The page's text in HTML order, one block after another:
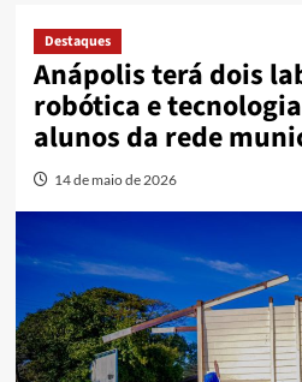
Destaques
Anápolis terá dois
robótica e
alunos da rede
14 de maio de 2026